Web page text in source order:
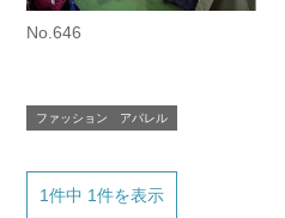
No.646
ファッション アパレル
1件中 1件を表示